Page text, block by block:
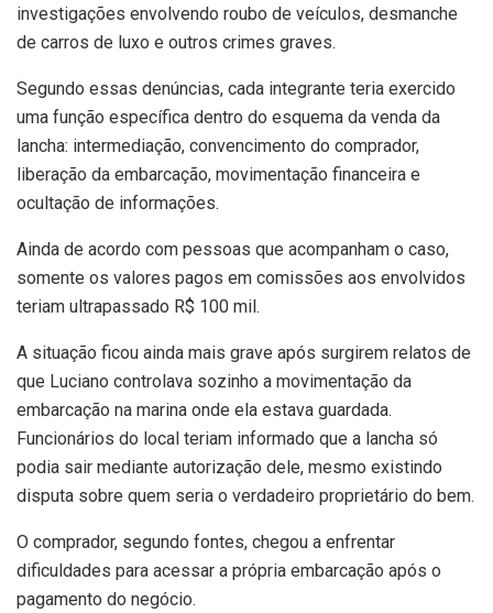
investigações envolvendo roubo de veículos, desmanche
de carros de luxo e outros crimes graves.
Segundo essas denúncias, cada integrante teria exercido
uma função específica dentro do esquema da venda da
lancha: intermediação, convencimento do comprador,
liberação da embarcação, movimentação financeira e
ocultação de informações.
Ainda de acordo com pessoas que acompanham o caso,
somente os valores pagos em comissões aos envolvidos
teriam ultrapassado R$ 100 mil.
A situação ficou ainda mais grave após surgirem relatos de
que Luciano controlava sozinho a movimentação da
embarcação na marina onde ela estava guardada.
Funcionários do local teriam informado que a lancha só
podia sair mediante autorização dele, mesmo existindo
disputa sobre quem seria o verdadeiro proprietário do bem.
O comprador, segundo fontes, chegou a enfrentar
dificuldades para acessar a própria embarcação após o
pagamento do negócio.